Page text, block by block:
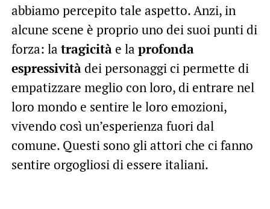
abbiamo percepito tale aspetto. Anzi, in
alcune scene è proprio uno dei suoi punti di
forza: la tragicitàe la profonda
espressivitàdei personaggi ci permette di
empatizzare meglio con loro, di entrare nel
loro mondo e sentire le loro emozioni,
vivendo così un’esperienza fuori dal
comune. Questi sono gli attori che ci fanno
sentire orgogliosi di essere italiani.